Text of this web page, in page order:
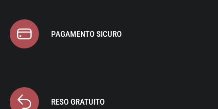
PAGAMENTO SICURO
RESO GRATUITO